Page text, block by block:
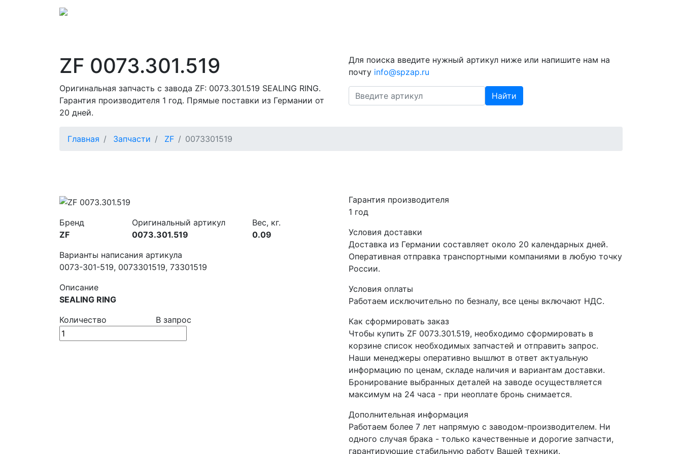
ZF 0073.301.519
Оригинальная запчасть с завода ZF: 0073.301.519 SEALING RING.
Гарантия производителя 1 год. Прямые поставки из Германии от
20 дней.
Для поиска введите нужный артикул ниже или напишите нам на
почту info@spzap.ru
Найти
Главная Запчасти ZF 0073301519
Бренд
ZF
Оригинальный артикул
0073.301.519
Вес, кг.
0.09
Варианты написания артикула
0073-301-519, 0073301519, 73301519
Описание
SEALING RING
Количество
В запрос
Гарантия производителя
1 год
Условия доставки
Доставка из Германии составляет около 20 календарных дней.
Оперативная отправка транспортными компаниями в любую точку
России.
Условия оплаты
Работаем исключительно по безналу, все цены включают НДС.
Как сформировать заказ
Чтобы купить ZF 0073.301.519, необходимо сформировать в
корзине список необходимых запчастей и отправить запрос.
Наши менеджеры оперативно вышлют в ответ актуальную
информацию по ценам, складе наличия и вариантам доставки.
Бронирование выбранных деталей на заводе осуществляется
максимум на 24 часа - при неоплате бронь снимается.
Дополнительная информация
Работаем более 7 лет напрямую с заводом-производителем. Ни
одного случая брака - только качественные и дорогие запчасти,
гарантирующие стабильную работу Вашей техники.